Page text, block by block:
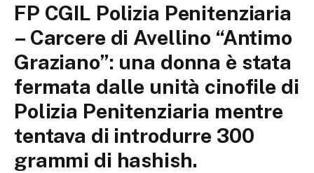
FP CGIL Polizia Penitenziaria
– Carcere di Avellino “Antimo
Graziano”: una donna è stata
fermata dalle unità cinofile di
Polizia Penitenziaria mentre
tentava di introdurre 300
grammi di hashish.